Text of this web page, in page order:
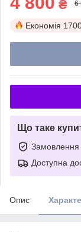
₴ 6
Економія
Що таке
Замовлення
Доступна
Опис